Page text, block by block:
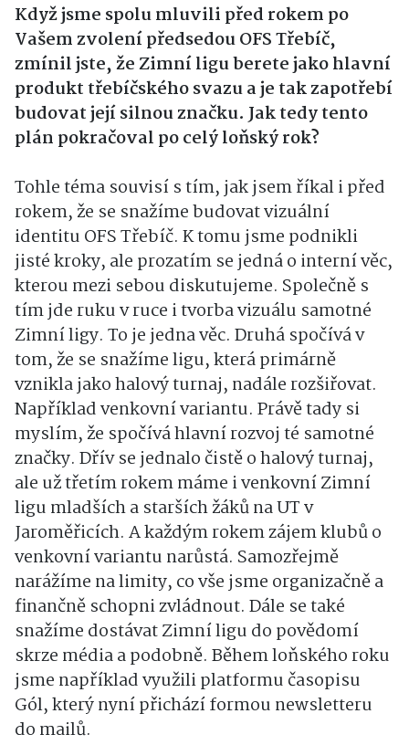
Když jsme spolu mluvili před rokem po
Vašem zvolení předsedou OFS Třebíč,
zmínil jste, že Zimní ligu berete jako hlavní
produkt třebíčského svazu a je tak zapotřebí
budovat její silnou značku. Jak tedy tento
plán pokračoval po celý loňský rok?
Tohle téma souvisí s tím, jak jsem říkal i před
rokem, že se snažíme budovat vizuální
identitu OFS Třebíč. K tomu jsme podnikli
jisté kroky, ale prozatím se jedná o interní věc,
kterou mezi sebou diskutujeme. Společně s
tím jde ruku v ruce i tvorba vizuálu samotné
Zimní ligy. To je jedna věc. Druhá spočívá v
tom, že se snažíme ligu, která primárně
vznikla jako halový turnaj, nadále rozšiřovat.
Například venkovní variantu. Právě tady si
myslím, že spočívá hlavní rozvoj té samotné
značky. Dřív se jednalo čistě o halový turnaj,
ale už třetím rokem máme i venkovní Zimní
ligu mladších a starších žáků na UT v
Jaroměřicích. A každým rokem zájem klubů o
venkovní variantu narůstá. Samozřejmě
narážíme na limity, co vše jsme organizačně a
finančně schopni zvládnout. Dále se také
snažíme dostávat Zimní ligu do povědomí
skrze média a podobně. Během loňského roku
jsme například využili platformu časopisu
Gól, který nyní přichází formou newsletteru
do mailů.